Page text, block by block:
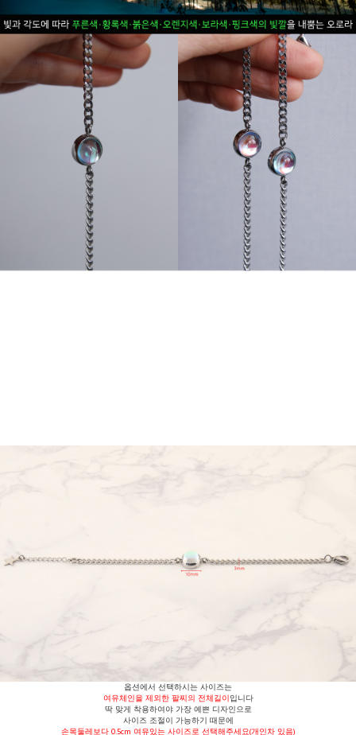
옵션에서 선택하시는 사이즈는
여유체인을 제외한 팔찌의 전체길이입니다
딱 맞게 착용하여야 가장 예쁜 디자인으로
사이즈 조절이 가능하기 때문에
손목둘레보다 0.5cm 여유있는 사이즈로 선택해주세요(개인차 있음)